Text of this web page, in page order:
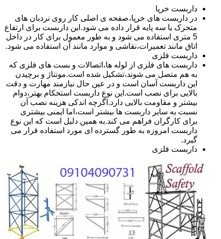
داربست خرپا
در داربست های خرپا،صفحه ی اصلی کار روی نردبان های
متحرک یا سه پایه قرار داده می شود.این داربست برای ارتفاع
5 متری استفاده می شود و به طور معمول برای کار در داخل
اتاق مانند تعمیرات،نقاشی و موارد مانند آن استفاده می شود.
داربست فلزی
داربست های فلزی از لوله ها،اتصالات و بست های فلزی که
به هم متصل می شوند،تشکیل شده است.مونتاژ و برچیدن
این داربست آسان است و در عین حال نیازمند مهارت و دقت
بالایی برای نصب است.این نوع داربست استحکام بهتر،دوام
بیشتر و مقاومت بالایی دارد.اگرچه اندکی هزینه نصب آن
نسبت به سایر داربست ها بیشتر است،اما ایمنی بیشتری
برای کارگران فراهم می کند.به همین دلیل است که این نوع
داربست امروزه به طور گسترده ای مورد استفاده قرار می
گیرد.
داربست فلزی